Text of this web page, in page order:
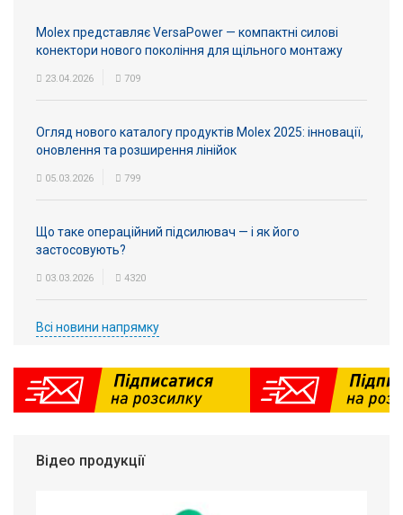
Molex представляє VersaPower — компактні силові
конектори нового покоління для щільного монтажу
23.04.2026 709
Огляд нового каталогу продуктів Molex 2025: інновації,
оновлення та розширення лінійок
05.03.2026 799
Що таке операційний підсилювач — і як його
застосовують?
03.03.2026 4320
Всі новини напрямку
Відео продукції